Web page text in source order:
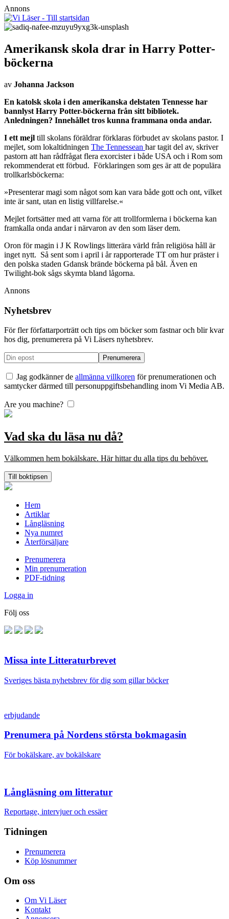
Annons
Amerikansk skola drar in Harry Potter-
böckerna
av Johanna Jackson
En katolsk skola i den amerikanska delstaten Tennesse har
bannlyst Harry Potter-böckerna från sitt bibliotek.
Anledningen? Innehållet tros kunna frammana onda andar.
I ett mejl till skolans föräldrar förklaras förbudet av skolans pastor. I
mejlet, som lokaltidningen The Tennessean har tagit del av, skriver
pastorn att han rådfrågat flera exorcister i både USA och i Rom som
rekommenderat ett förbud. Förklaringen som ges är att de populära
trollkarlsböckerna:
»Presenterar magi som något som kan vara både gott och ont, vilket
inte är sant, utan en listig villfarelse.«
Mejlet fortsätter med att varna för att trollformlerna i böckerna kan
framkalla onda andar i närvaron av den som läser dem.
Oron för magin i J K Rowlings litterära värld från religiösa håll är
inget nytt. Så sent som i april i år rapporterade TT om hur präster i
den polska staden Gdansk brände böckerna på bål. Även en
Twilight-bok sågs skymta bland lågorna.
Annons
Nyhetsbrev
För fler författarporträtt och tips om böcker som fastnar och blir kvar
hos dig, prenumerera på Vi Läsers nyhetsbrev.
Jag godkänner de allmänna villkoren för prenumerationen och
samtycker därmed till personuppgiftsbehandling inom Vi Media AB.
Are you machine?
Vad ska du läsa nu då?
Välkommen hem bokälskare. Här hittar du alla tips du behöver.
Till boktipsen
Hem
Artiklar
Långläsning
Nya numret
Återförsäljare
Prenumerera
Min prenumeration
PDF-tidning
Logga in
Följ oss
Missa inte Litteraturbrevet
Sveriges bästa nyhetsbrev för dig som gillar böcker
erbjudande
Prenumera på Nordens största bokmagasin
För bokälskare, av bokälskare
Långläsning om litteratur
Reportage, intervjuer och essäer
Tidningen
Prenumerera
Köp lösnummer
Om oss
Om Vi Läser
Kontakt